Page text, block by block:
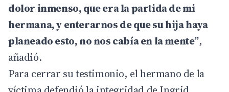
dolor inmenso, que era la partida de mi
hermana, y enterarnos de que su hija haya
planeado esto, no nos cabía en la mente”,
añadió.
Para cerrar su testimonio, el hermano de la